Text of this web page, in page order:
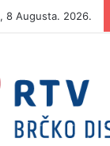
8 Augusta. 2026.